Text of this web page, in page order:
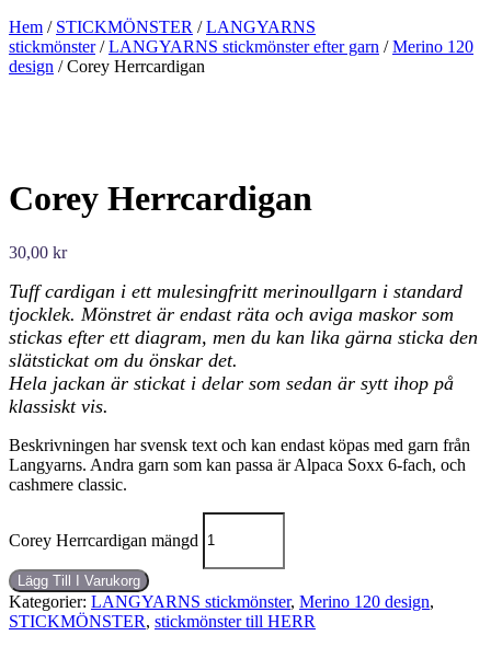
Hem / STICKMÖNSTER /LANGYARNS
stickmönster/LANGYARNS stickmönster efter garn /Merino 120
design / Corey Herrcardigan
Corey Herrcardigan
30,00 kr
Tuff cardigan i ett mulesingfritt merinoullgarn i standard
tjocklek. Mönstret är endast räta och aviga maskor som
stickas efter ett diagram, men du kan lika gärna sticka den
slätstickat om du önskar det.
Hela jackan är stickat i delar som sedan är sytt ihop på
klassiskt vis.
Beskrivningen har svensk text och kan endast köpas med garn från
Langyarns. Andra garn som kan passa är Alpaca Soxx 6-fach, och
cashmere classic.
Corey Herrcardigan mängd
Lägg Till I Varukorg
Kategorier: LANGYARNS stickmönster, Merino 120 design,
STICKMÖNSTER, stickmönster till HERR